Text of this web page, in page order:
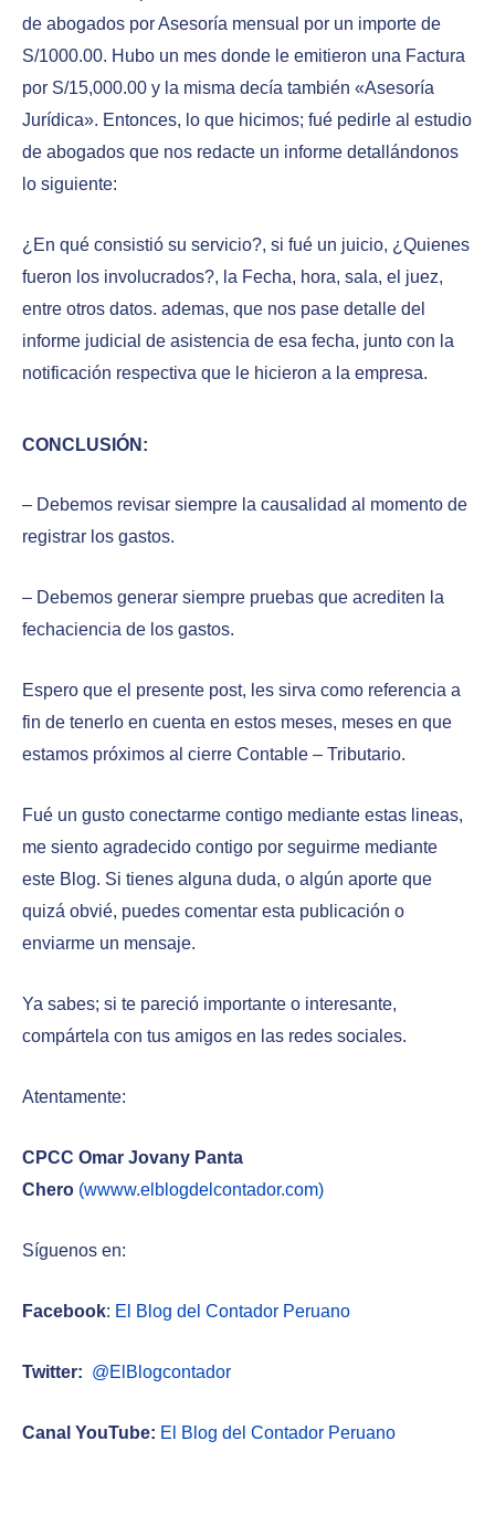
de abogados por Asesoría mensual por un importe de
S/1000.00. Hubo un mes donde le emitieron una Factura
por S/15,000.00 y la misma decía también «Asesoría
Jurídica». Entonces, lo que hicimos; fué pedirle al estudio
de abogados que nos redacte un informe detallándonos
lo siguiente:
¿En qué consistió su servicio?, si fué un juicio, ¿Quienes
fueron los involucrados?, la Fecha, hora, sala, el juez,
entre otros datos. ademas, que nos pase detalle del
informe judicial de asistencia de esa fecha, junto con la
notificación respectiva que le hicieron a la empresa.
CONCLUSIÓN :
– Debemos revisar siempre la causalidad al momento de
registrar los gastos.
– Debemos generar siempre pruebas que acrediten la
fechaciencia de los gastos.
Espero que el presente post, les sirva como referencia a
fin de tenerlo en cuenta en estos meses, meses en que
estamos próximos al cierre Contable – Tributario.
Fué un gusto conectarme contigo mediante estas lineas,
me siento agradecido contigo por seguirme mediante
este Blog. Si tienes alguna duda, o algún aporte que
quizá obvié, puedes comentar esta publicación o
enviarme un mensaje.
Ya sabes; si te pareció importante o interesante,
compártela con tus amigos en las redes sociales.
Atentamente:
CPCC Omar Jovany Panta
Chero (wwww.elblogdelcontador.com)
Síguenos en:
Facebook: El Blog del Contador Peruano
Twitter: @ElBlogcontador
Canal YouTube: El Blog del Contador Peruano